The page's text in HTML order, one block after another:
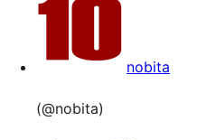
nobita
(@nobita)